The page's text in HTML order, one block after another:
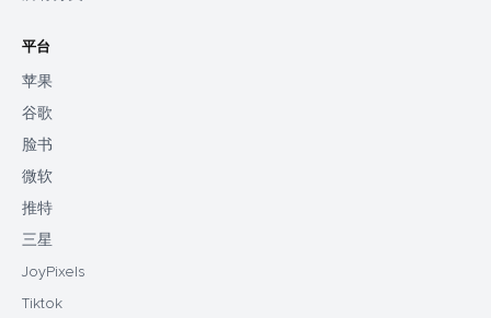
平台
苹果
谷歌
脸书
微软
推特
三星
JoyPixels
Tiktok